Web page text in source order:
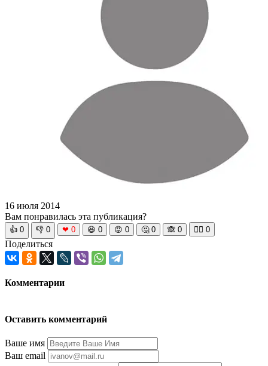
16 июля 2014
Вам понравилась эта публикация?
👍 0 👎 0 ❤ 0 😆 0 😡 0 🤔 0 🙈 0 🧘‍♀️ 0
Поделиться
Комментарии
Оставить комментарий
Ваше имя
Ваш email